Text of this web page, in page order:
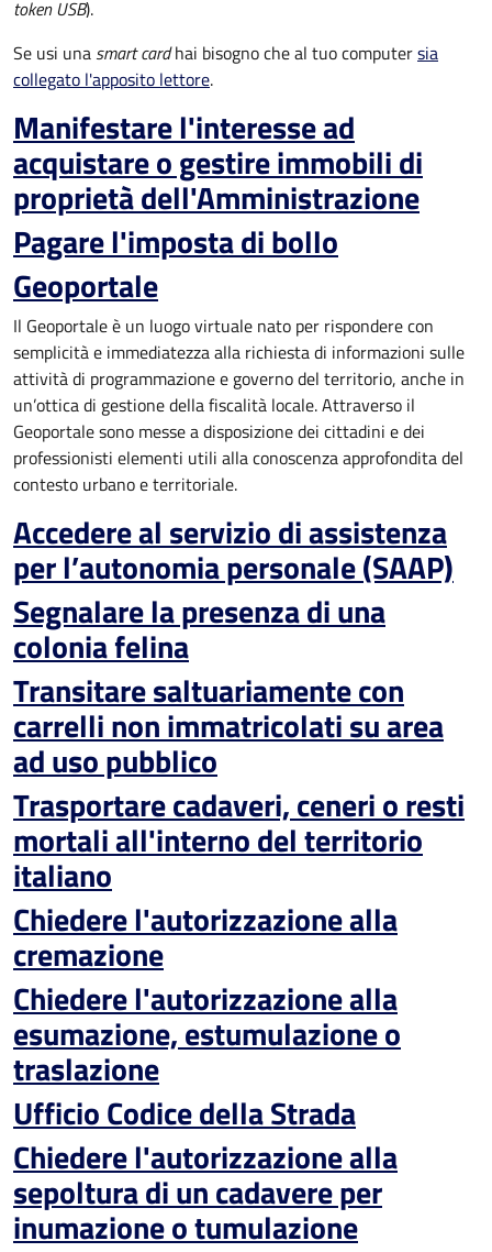
token USB).
Se usi una smart cardhai bisogno che al tuo computersia
collegato l'apposito lettore.
Manifestare l'interesse ad
acquistare o gestire immobili di
proprietà dell'Amministrazione
Pagare l'imposta di bollo
Geoportale
Il Geoportale è un luogo virtuale nato per rispondere con
semplicità e immediatezza alla richiesta di informazioni sulle
attività di programmazione e governo del territorio, anche in
un’ottica di gestione della fiscalità locale. Attraverso il
Geoportale sono messe a disposizione dei cittadini e dei
professionisti elementi utili alla conoscenza approfondita del
contesto urbano e territoriale.
Accedere al servizio di assistenza
per l’autonomia personale (SAAP)
Segnalare la presenza di una
colonia felina
Transitare saltuariamente con
carrelli non immatricolati su area
ad uso pubblico
Trasportare cadaveri, ceneri o resti
mortali all'interno del territorio
italiano
Chiedere l'autorizzazione alla
cremazione
Chiedere l'autorizzazione alla
esumazione, estumulazione o
traslazione
Ufficio Codice della Strada
Chiedere l'autorizzazione alla
sepoltura di un cadavere per
inumazione o tumulazione